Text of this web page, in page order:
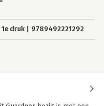
1e druk 9789492221292